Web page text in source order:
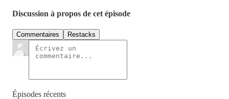
Discussion à propos de cet épisode
Commentaires Restacks
Épisodes récents